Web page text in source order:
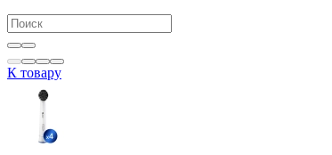
К товару